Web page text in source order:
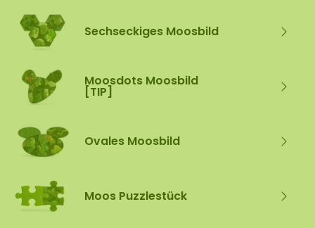
Sechseckiges Moosbild
Moosdots Moosbild
[TIP]
Ovales Moosbild
Moos Puzzlestück